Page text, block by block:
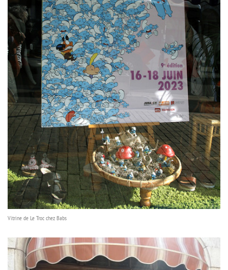
Vitrine de Le Troc chez Babs